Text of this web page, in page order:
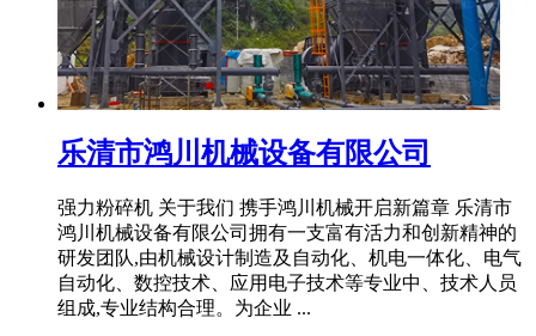
乐清市鸿川机械设备有限公司
强力粉碎机 关于我们 携手鸿川机械开启新篇章 乐清市
鸿川机械设备有限公司拥有一支富有活力和创新精神的
研发团队,由机械设计制造及自动化、机电一体化、电气
自动化、数控技术、应用电子技术等专业中、技术人员
组成,专业结构合理。为企业 ...